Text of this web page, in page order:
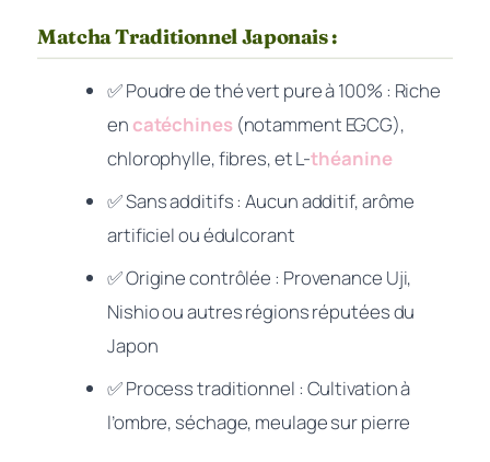
Matcha Traditionnel Japonais :
✅ Poudre de thé vert pure à 100% : Riche
en catéchines(notamment EGCG),
chlorophylle, fibres, et L-théanine
✅ Sans additifs: Aucun additif, arôme
artificiel ou édulcorant
✅ Origine contrôlée : Provenance Uji,
Nishio ou autres régions réputées du
Japon
✅ Process traditionnel : Cultivation à
l’ombre, séchage, meulage sur pierre